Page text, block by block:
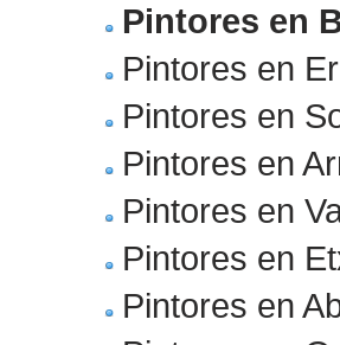
Pintores en
Pintores en
Pintores en
Pintores en
Pintores en
Pintores en
Pintores en